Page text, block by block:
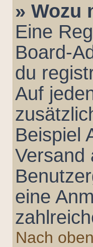
» Wozu
Eine
Board-
du
Auf
Beispiel
Versand
eine
Nach oben